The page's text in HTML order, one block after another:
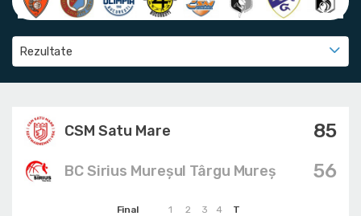
Rezultate
CSM Satu Mare 85
Final 1 2 3 4
T
56
BC Sirius Mureșul Târgu Mureș